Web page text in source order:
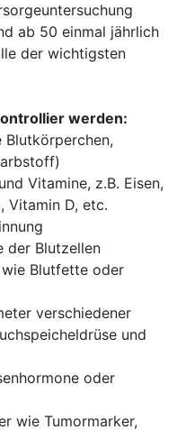
ab 50 einmal jährlich
der wichtigsten
werden:
Vitamine, z.B. Eisen,
Vitamin D, etc.
der Blutzellen
Blutfette oder
verschiedener
und
oder
wie Tumormarker,